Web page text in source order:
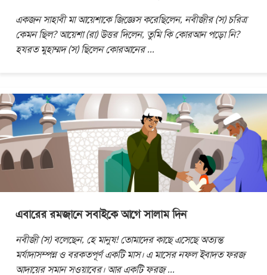
একজন সাহাবী মা আয়েশাকে জিজ্ঞেস করেছিলেন, নবীজীর (স) চরিত্র
কেমন ছিল? আয়েশা (রা) উত্তর দিলেন, তুমি কি কোরআন পড়ো নি?
হযরত মুহাম্মদ (স) ছিলেন কোরআনের...
এবারের রমজানে সবাইকে আগে সালাম দিন
নবীজী (স) বলেছেন, হে মানুষ! তোমাদের কাছে এসেছে অত্যন্ত
মর্যাদাসম্পন্ন ও বরকতপূর্ণ একটি মাস। এ মাসের নফল ইবাদত ফরজ
আদায়ের সমান সওয়াবের। আর একটি ফরজ...